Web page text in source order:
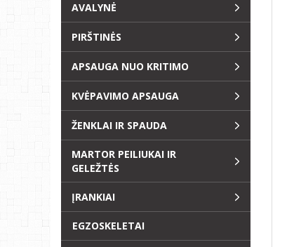
AVALYNĖ
PIRŠTINĖS
APSAUGA NUO KRITIMO
KVĖPAVIMO APSAUGA
ŽENKLAI IR SPAUDA
MARTOR PEILIUKAI IR
GELEŽTĖS
ĮRANKIAI
EGZOSKELETAI